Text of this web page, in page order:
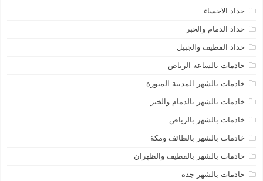
حداد الاحساء
حداد الدمام والخبر
حداد القطيف والجبيل
خادمات بالساعه الرياض
خادمات بالشهر المدينة المنورة
خادمات بالشهر بالدمام والخبر
خادمات بالشهر بالرياض
خادمات بالشهر بالطائف ومكة
خادمات بالشهر بالقطيف والظهران
خادمات بالشهر جدة